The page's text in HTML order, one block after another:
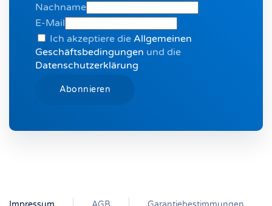
Nachname
E-Mail
Ich akzeptiere die Allgemeinen
Geschäftsbedingungen und die
Datenschutzerklärung